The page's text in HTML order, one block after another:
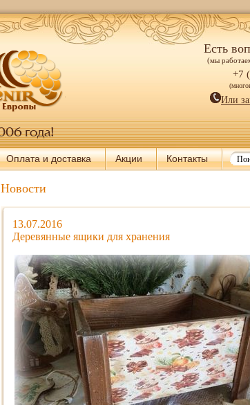
Есть
(мы
+7
Или
Оплата и доставка Акции Контакты
Новости
13.07.2016
Деревянные ящики для хранения